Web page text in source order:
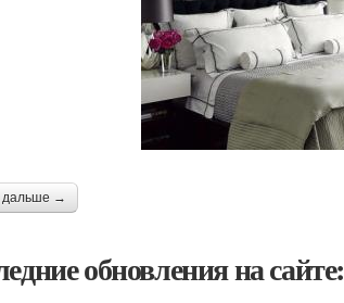
дальше →
обновления на сайте: